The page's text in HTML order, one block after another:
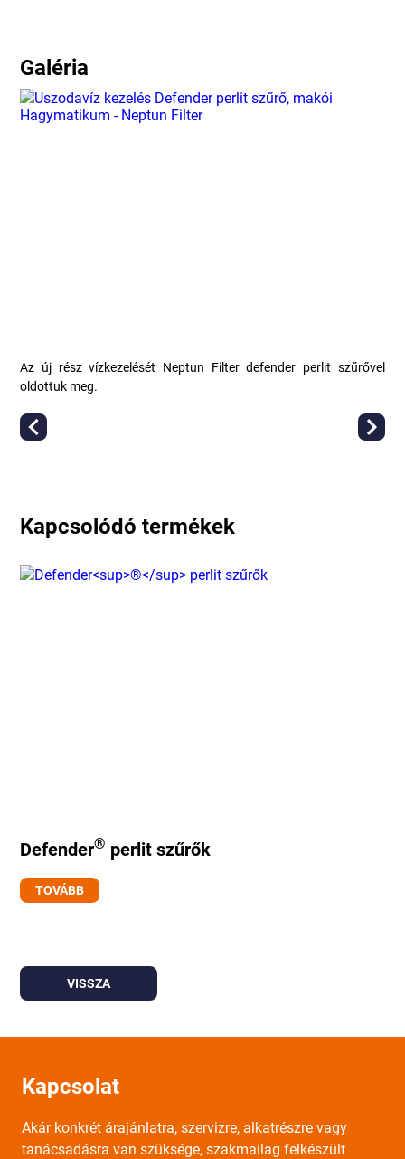
Galéria
Az új rész vízkezelését Neptun Filter defender perlit szűrővel
oldottuk meg.
Kapcsolódó termékek
Defender® perlit szűrők
TOVÁBB
VISSZA
Kapcsolat
Akár konkrét árajánlatra, szervizre, alkatrészre vagy
tanácsadásra van szüksége, szakmailag felkészült